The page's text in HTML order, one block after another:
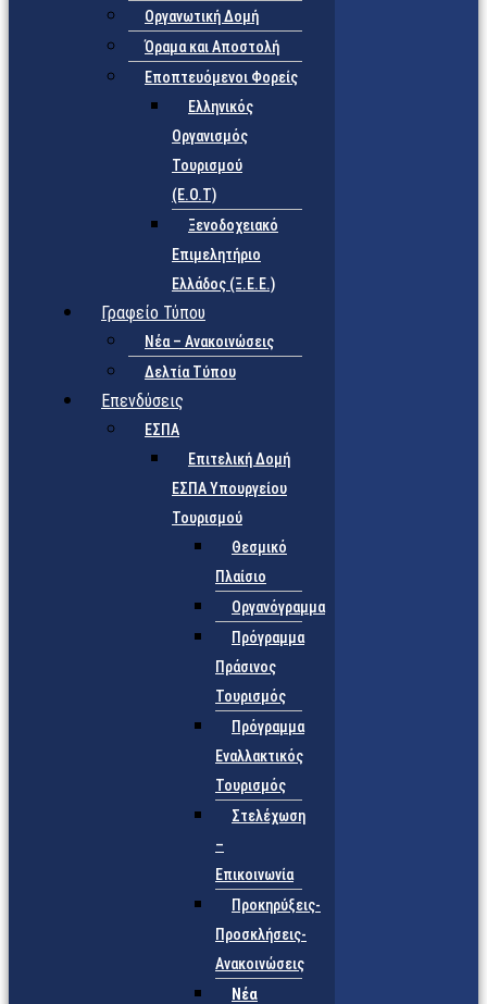
Οργανωτική Δομή
Όραμα και Αποστολή
Εποπτευόμενοι Φορείς
Eλληνικός
Οργανισμός
Τουρισμού
(Ε.Ο.Τ)
Ξενοδοχειακό
Επιμελητήριο
Ελλάδος (Ξ.Ε.Ε.)
Γραφείο Τύπου
Νέα – Ανακοινώσεις
Δελτία Τύπου
Επενδύσεις
ΕΣΠΑ
Επιτελική Δομή
ΕΣΠΑ Υπουργείου
Τουρισμού
Θεσμικό
Πλαίσιο
Οργανόγραμμα
Πρόγραμμα
Πράσινος
Τουρισμός
Πρόγραμμα
Εναλλακτικός
Τουρισμός
Στελέχωση
–
Επικοινωνία
Προκηρύξεις-
Προσκλήσεις-
Ανακοινώσεις
Νέα